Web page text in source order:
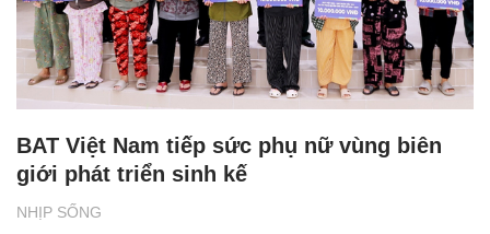
NHỊP SỐNG
BAT Việt Nam tiếp sức phụ nữ vùng biên
giới phát triển sinh kế